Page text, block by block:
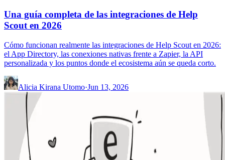
Una guía completa de las integraciones de Help
Scout en 2026
Cómo funcionan realmente las integraciones de Help Scout en 2026:
el App Directory, las conexiones nativas frente a Zapier, la API
personalizada y los puntos donde el ecosistema aún se queda corto.
Alicia Kirana Utomo·Jun 13, 2026